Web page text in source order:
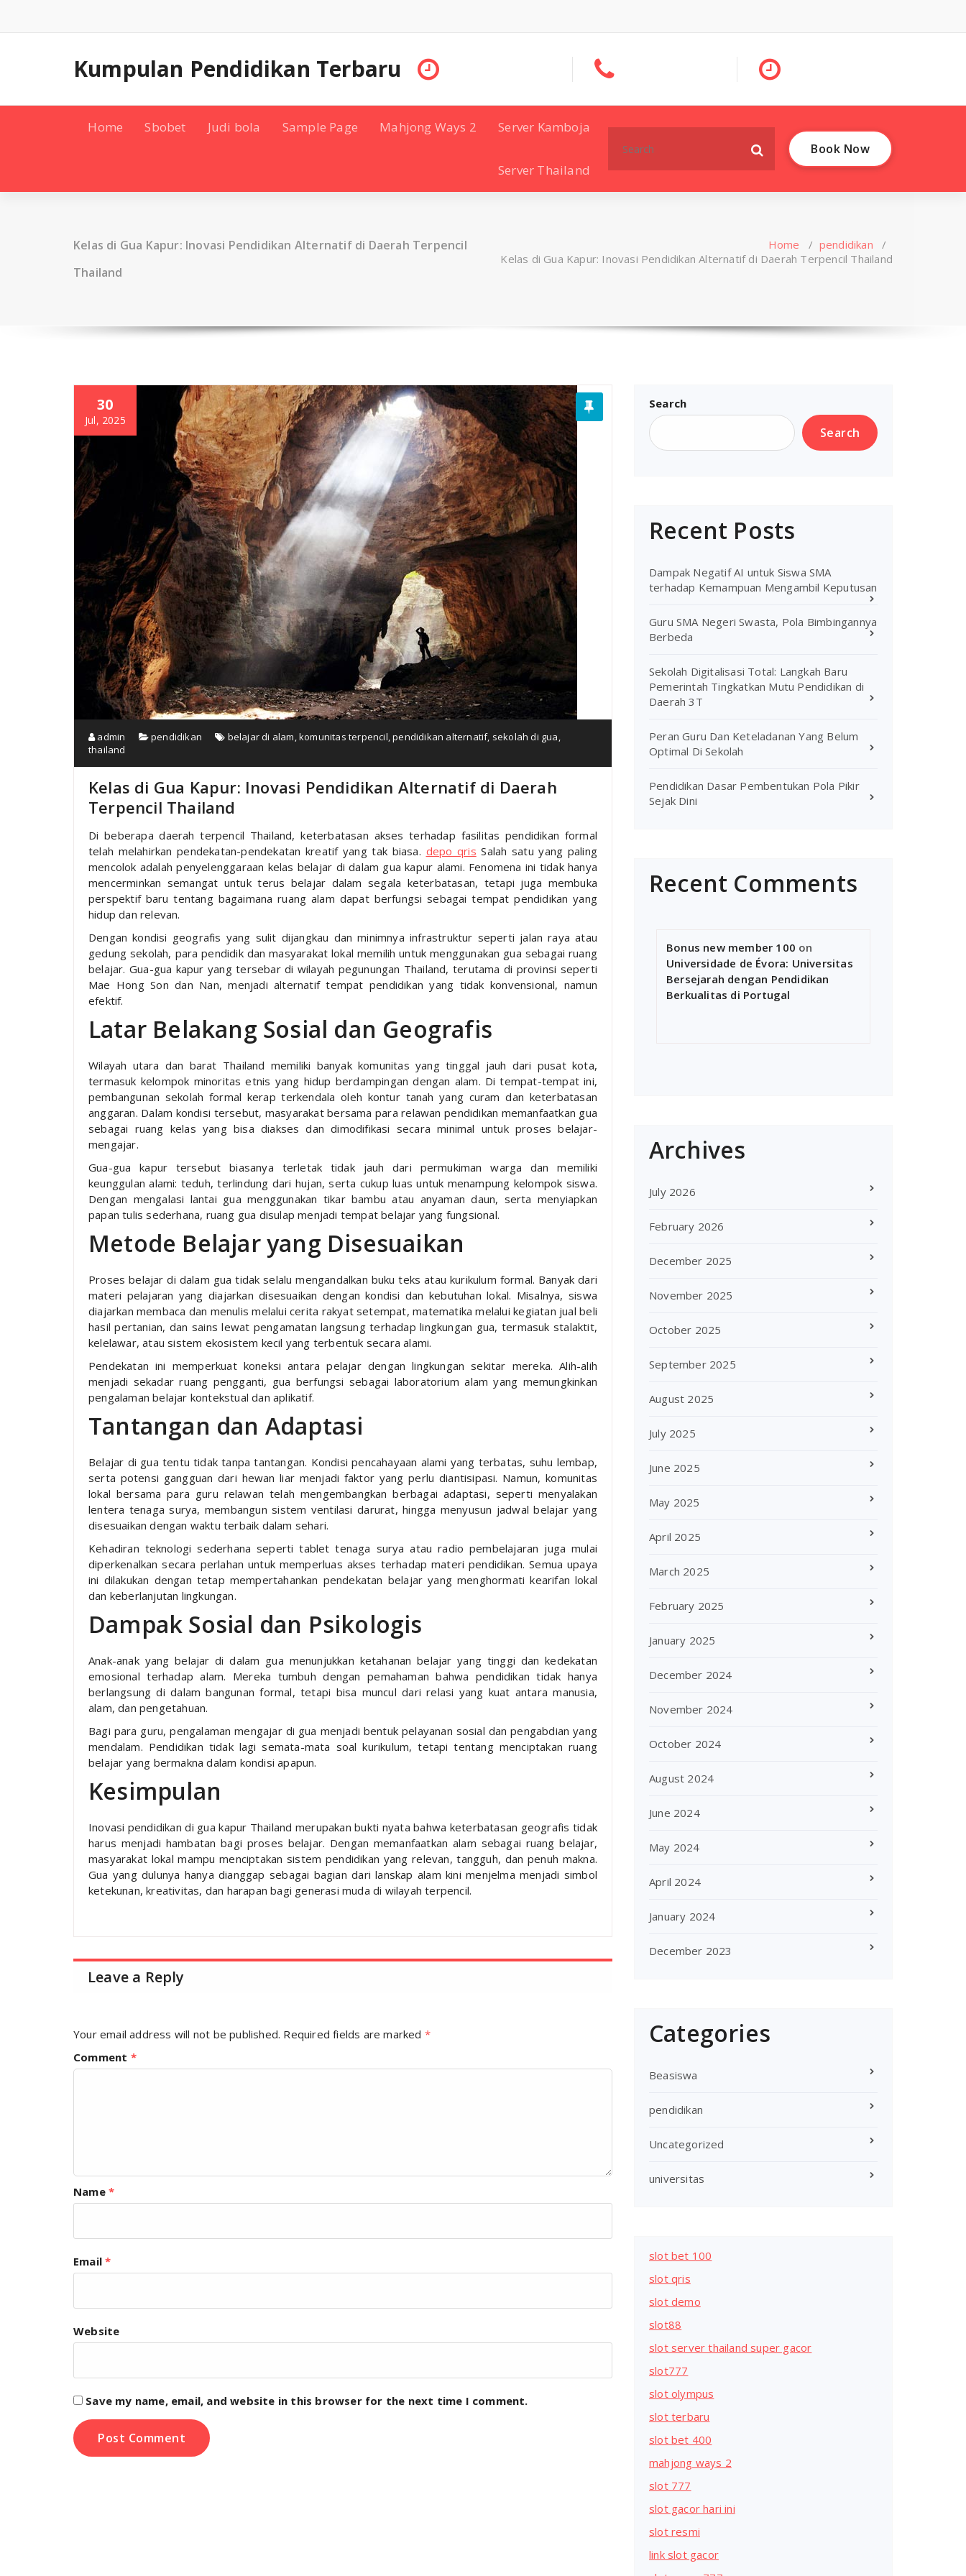
content
Kumpulan Pendidikan Terbaru
Home Sbobet Judi bola Sample Page Mahjong Ways 2 Server Kamboja
Server Thailand
for:
Book Now
Kelas di Gua Kapur: Inovasi Pendidikan Alternatif di Daerah Terpencil
Thailand
Home / pendidikan /
Kelas di Gua Kapur: Inovasi Pendidikan Alternatif di Daerah Terpencil Thailand
30
Jul, 2025
admin pendidikan belajar di alam,komunitas terpencil,pendidikan alternatif, sekolah di gua,
thailand
Kelas di Gua Kapur: Inovasi Pendidikan Alternatif di Daerah
Terpencil Thailand
Di beberapa daerah terpencil Thailand, keterbatasan akses terhadap fasilitas pendidikan formal
telah melahirkan pendekatan-pendekatan kreatif yang tak biasa. depo qris Salah satu yang paling
mencolok adalah penyelenggaraan kelas belajar di dalam gua kapur alami. Fenomena ini tidak hanya
mencerminkan semangat untuk terus belajar dalam segala keterbatasan, tetapi juga membuka
perspektif baru tentang bagaimana ruang alam dapat berfungsi sebagai tempat pendidikan yang
hidup dan relevan.
Dengan kondisi geografis yang sulit dijangkau dan minimnya infrastruktur seperti jalan raya atau
gedung sekolah, para pendidik dan masyarakat lokal memilih untuk menggunakan gua sebagai ruang
belajar. Gua-gua kapur yang tersebar di wilayah pegunungan Thailand, terutama di provinsi seperti
Mae Hong Son dan Nan, menjadi alternatif tempat pendidikan yang tidak konvensional, namun
efektif.
Latar Belakang Sosial dan Geografis
Wilayah utara dan barat Thailand memiliki banyak komunitas yang tinggal jauh dari pusat kota,
termasuk kelompok minoritas etnis yang hidup berdampingan dengan alam. Di tempat-tempat ini,
pembangunan sekolah formal kerap terkendala oleh kontur tanah yang curam dan keterbatasan
anggaran. Dalam kondisi tersebut, masyarakat bersama para relawan pendidikan memanfaatkan gua
sebagai ruang kelas yang bisa diakses dan dimodifikasi secara minimal untuk proses belajar-
mengajar.
Gua-gua kapur tersebut biasanya terletak tidak jauh dari permukiman warga dan memiliki
keunggulan alami: teduh, terlindung dari hujan, serta cukup luas untuk menampung kelompok siswa.
Dengan mengalasi lantai gua menggunakan tikar bambu atau anyaman daun, serta menyiapkan
papan tulis sederhana, ruang gua disulap menjadi tempat belajar yang fungsional.
Metode Belajar yang Disesuaikan
Proses belajar di dalam gua tidak selalu mengandalkan buku teks atau kurikulum formal. Banyak dari
materi pelajaran yang diajarkan disesuaikan dengan kondisi dan kebutuhan lokal. Misalnya, siswa
diajarkan membaca dan menulis melalui cerita rakyat setempat, matematika melalui kegiatan jual beli
hasil pertanian, dan sains lewat pengamatan langsung terhadap lingkungan gua, termasuk stalaktit,
kelelawar, atau sistem ekosistem kecil yang terbentuk secara alami.
Pendekatan ini memperkuat koneksi antara pelajar dengan lingkungan sekitar mereka. Alih-alih
menjadi sekadar ruang pengganti, gua berfungsi sebagai laboratorium alam yang memungkinkan
pengalaman belajar kontekstual dan aplikatif.
Tantangan dan Adaptasi
Belajar di gua tentu tidak tanpa tantangan. Kondisi pencahayaan alami yang terbatas, suhu lembap,
serta potensi gangguan dari hewan liar menjadi faktor yang perlu diantisipasi. Namun, komunitas
lokal bersama para guru relawan telah mengembangkan berbagai adaptasi, seperti menyalakan
lentera tenaga surya, membangun sistem ventilasi darurat, hingga menyusun jadwal belajar yang
disesuaikan dengan waktu terbaik dalam sehari.
Kehadiran teknologi sederhana seperti tablet tenaga surya atau radio pembelajaran juga mulai
diperkenalkan secara perlahan untuk memperluas akses terhadap materi pendidikan. Semua upaya
ini dilakukan dengan tetap mempertahankan pendekatan belajar yang menghormati kearifan lokal
dan keberlanjutan lingkungan.
Dampak Sosial dan Psikologis
Anak-anak yang belajar di dalam gua menunjukkan ketahanan belajar yang tinggi dan kedekatan
emosional terhadap alam. Mereka tumbuh dengan pemahaman bahwa pendidikan tidak hanya
berlangsung di dalam bangunan formal, tetapi bisa muncul dari relasi yang kuat antara manusia,
alam, dan pengetahuan.
Bagi para guru, pengalaman mengajar di gua menjadi bentuk pelayanan sosial dan pengabdian yang
mendalam. Pendidikan tidak lagi semata-mata soal kurikulum, tetapi tentang menciptakan ruang
belajar yang bermakna dalam kondisi apapun.
Kesimpulan
Inovasi pendidikan di gua kapur Thailand merupakan bukti nyata bahwa keterbatasan geografis tidak
harus menjadi hambatan bagi proses belajar. Dengan memanfaatkan alam sebagai ruang belajar,
masyarakat lokal mampu menciptakan sistem pendidikan yang relevan, tangguh, dan penuh makna.
Gua yang dulunya hanya dianggap sebagai bagian dari lanskap alam kini menjelma menjadi simbol
ketekunan, kreativitas, dan harapan bagi generasi muda di wilayah terpencil.
Leave a Reply
Your email address will not be published. Required fields are marked *
Comment *
Name *
Email*
Website
Save my name, email, and website in this browser for the next time I comment.
Search
Search
Recent Posts
Dampak Negatif AI untuk Siswa SMA
terhadap Kemampuan Mengambil Keputusan
Guru SMA Negeri Swasta, Pola Bimbingannya
Berbeda
Sekolah Digitalisasi Total: Langkah Baru
Pemerintah Tingkatkan Mutu Pendidikan di
Daerah 3T
Peran Guru Dan Keteladanan Yang Belum
Optimal Di Sekolah
Pendidikan Dasar Pembentukan Pola Pikir
Sejak Dini
Recent Comments
Bonus new member 100 on
Universidade de Évora: Universitas
Bersejarah dengan Pendidikan
Berkualitas di Portugal
Archives
July 2026
February 2026
December 2025
November 2025
October 2025
September 2025
August 2025
July 2025
June 2025
May 2025
April 2025
March 2025
February 2025
January 2025
December 2024
November 2024
October 2024
August 2024
June 2024
May 2024
April 2024
January 2024
December 2023
Categories
Beasiswa
pendidikan
Uncategorized
universitas
slot bet 100
slot qris
slot demo
slot88
slot server thailand super gacor
slot777
slot olympus
slot terbaru
slot bet 400
mahjong ways 2
slot 777
slot gacor hari ini
slot resmi
link slot gacor